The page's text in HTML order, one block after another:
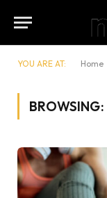
YOU ARE AT: Home
BROWSING: